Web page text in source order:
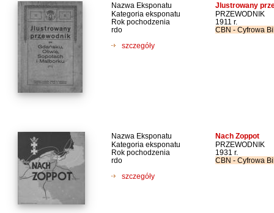
Nazwa Eksponatu Jlustrowany
Kategoria eksponatu
PRZEWODNIK
Rok pochodzenia
1911 r.
rdo
CBN - Cyfrowa
szczegóły
Nazwa Eksponatu Nach Zoppot
Kategoria eksponatu
PRZEWODNIK
Rok pochodzenia
1931 r.
rdo
CBN - Cyfrowa
szczegóły